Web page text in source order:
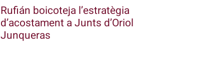
Rufián boicoteja l’estratègia
d’acostament a Junts d’Oriol
Junqueras